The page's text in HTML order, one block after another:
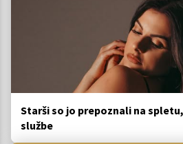
Starši so jo prepoznali na
službe